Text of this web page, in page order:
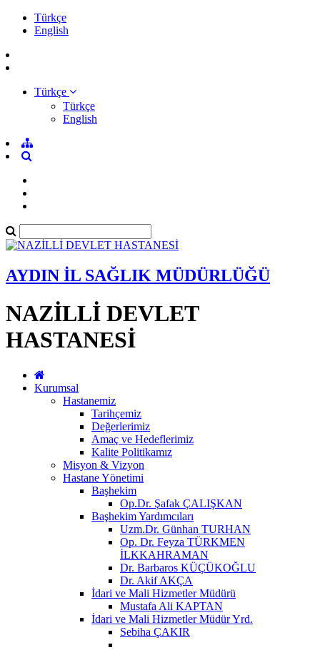
Türkçe
English
Türkçe
Türkçe
English
AYDIN İL SAĞLIK MÜDÜRLÜĞÜ
NAZİLLİ DEVLET
HASTANESİ
Kurumsal
Hastanemiz
Tarihçemiz
Değerlerimiz
Amaç ve Hedeflerimiz
Kalite Politikamız
Misyon & Vizyon
Hastane Yönetimi
Başhekim
Op.Dr. Şafak ÇALIŞKAN
Başhekim Yardımcıları
Uzm.Dr. Günhan TURHAN
Op. Dr. Feyza TÜRKMEN
İLKKAHRAMAN
Dr. Barbaros KÜÇÜKOĞLU
Dr. Akif AKÇA
İdari ve Mali Hizmetler Müdürü
Mustafa Ali KAPTAN
İdari ve Mali Hizmetler Müdür Yrd.
Sebiha ÇAKIR